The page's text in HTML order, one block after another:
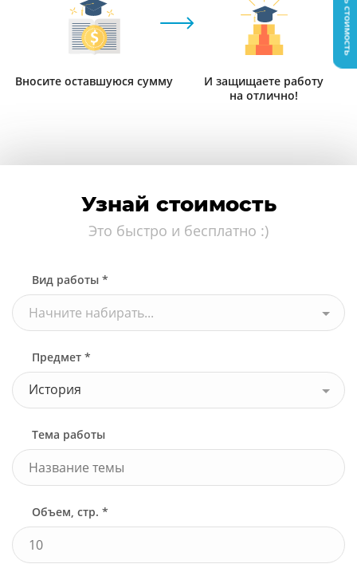
Вносите оставшуюся сумму
И защищаете работу
на отлично!
Узнай стоимость
Это быстро и бесплатно :)
Вид работы *
Начните набирать...
Предмет *
История
Тема работы
Объем, стр. *